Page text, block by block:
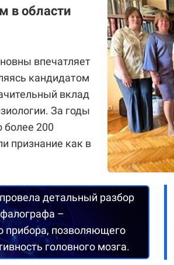
в области
впечатляет
кандидатом
вклад
За годы
более 200
признание как в
детальный разбор
–
прибора, позволяющего
головного мозга.